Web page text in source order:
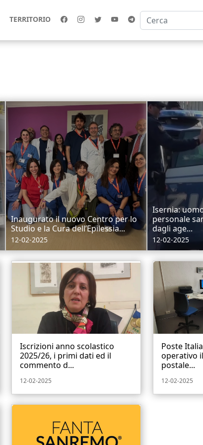
TERRITORIO
Inaugurato il nuovo Centro per lo
Studio e la Cura dell’Epilessia...
12-02-2025
Isernia:
personale
dagli age...
12-02-2025
Iscrizioni anno scolastico
2025/26, i primi dati ed il
commento d...
12-02-2025
Poste
operativo
postale...
12-02-2025